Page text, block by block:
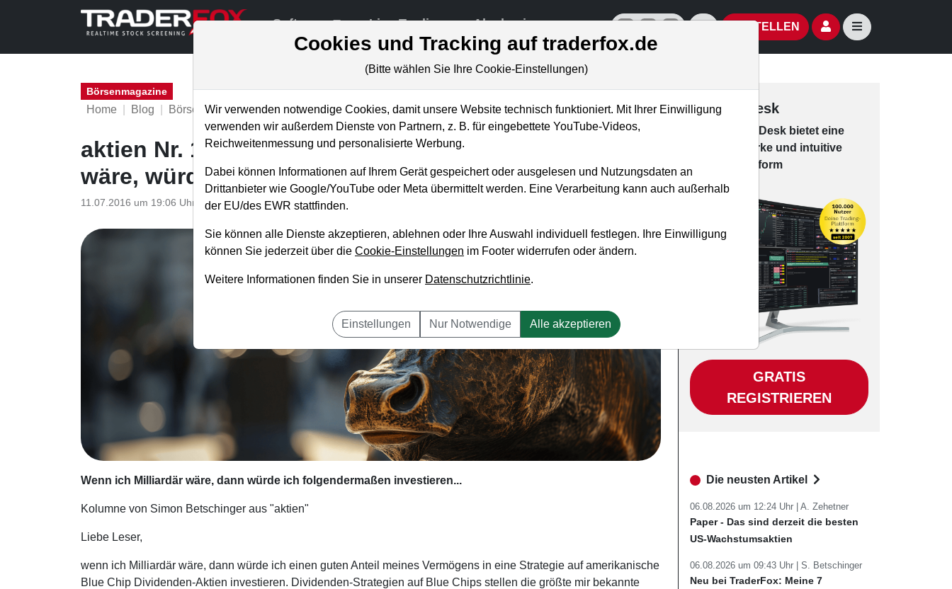
Software Live-Trading Akademie offizielle Social Media-AccountsAktien- und Artikelsuche öffnen
BESTELLEN Seitennavigation
Börsenmagazine
Home Blog Börsenmagazine
aktien Nr. 18 und Kolumne: "Wenn ich Milliardär
wäre, würde ich..."
11.07.2016 um 19:06 Uhr TraderFox GmbH
Wenn ich Milliardär wäre, dann würde ich folgendermaßen investieren...
Kolumne von Simon Betschinger aus "aktien"
Liebe Leser,
wenn ich Milliardär wäre, dann würde ich einen guten Anteil meines Vermögens in eine Strategie auf amerikanische
Blue Chip Dividenden-Aktien investieren. Dividenden-Strategien auf Blue Chips stellen die größte mir bekannte
Trading-Desk
Desk bie­tet eine
leis­tungs­star­ke und in­tui­tive
Han­dels­platt­form
GRATIS
REGISTRIEREN
Die neusten Artikel
06.08.2026 um 12:24 Uhr | A. Zehetner
Paper - Das sind derzeit die besten
US-Wachstumsaktien
06.08.2026 um 09:43 Uhr | S. Betschinger
Neu bei TraderFox: Meine 7
Cookies und Tracking auf traderfox.de
(Bitte wählen Sie Ihre Cookie-Einstellungen)
Wir verwenden notwendige Cookies, damit unsere Website technisch funktioniert. Mit Ihrer Einwilligung
verwenden wir außerdem Dienste von Partnern, z. B. für eingebettete YouTube-Videos,
Reichweitenmessung und personalisierte Werbung.
Dabei können Informationen auf Ihrem Gerät gespeichert oder ausgelesen und Nutzungsdaten an
Drittanbieter wie Google/YouTube oder Meta übermittelt werden. Eine Verarbeitung kann auch außerhalb
der EU/des EWR stattfinden.
Sie können alle Dienste akzeptieren, ablehnen oder Ihre Auswahl individuell festlegen. Ihre Einwilligung
können Sie jederzeit über die Cookie-Einstellungen im Footer widerrufen oder ändern.
Weitere Informationen finden Sie in unserer Datenschutzrichtlinie.
Einstellungen Nur Notwendige Alle akzeptieren